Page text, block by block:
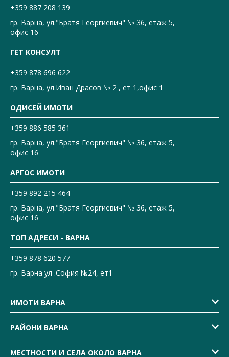
+359 887 208 139
гр. Варна, ул."Братя Георгиевич" № 36, етаж 5,
офис 16
ГЕТ КОНСУЛТ
+359 878 696 622
гр. Варна, ул.Иван Драсов № 2 , ет 1,офис 1
ОДИСЕЙ ИМОТИ
+359 886 585 361
гр. Варна, ул."Братя Георгиевич" № 36, етаж 5,
офис 16
АРГОС ИМОТИ
+359 892 215 464
гр. Варна, ул."Братя Георгиевич" № 36, етаж 5,
офис 16
ТОП АДРЕСИ - ВАРНА
+359 878 620 577
гр. Варна ул .София №24, ет1
ИМОТИ ВАРНА
РАЙОНИ ВАРНА
МЕСТНОСТИ И СЕЛА ОКОЛО ВАРНА